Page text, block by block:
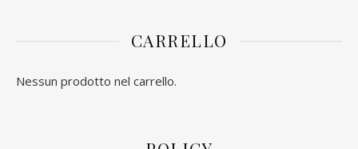
CARRELLO
Nessun prodotto nel carrello.